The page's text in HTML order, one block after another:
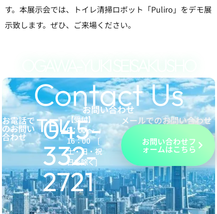
す。本展示会では、トイレ清掃ロボット「Puliro」をデモ展
示致します。ぜひ、ご来場ください。
Contact Us
お問い合わせ
お電話で
のお問い
合わせ TEL.
045-
332-
2721
【受付】
9：00 ～
16：00 [
土・日・祝
日を除く]
メールでのお問い合わせ
お問い合わせフ
ォームはこちら